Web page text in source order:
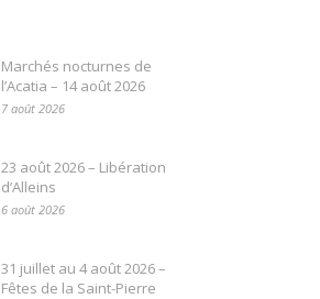
Marchés nocturnes de
l’Acatia – 14 août 2026
7 août 2026
23 août 2026 – Libération
d’Alleins
6 août 2026
31 juillet au 4 août 2026 –
Fêtes de la Saint-Pierre